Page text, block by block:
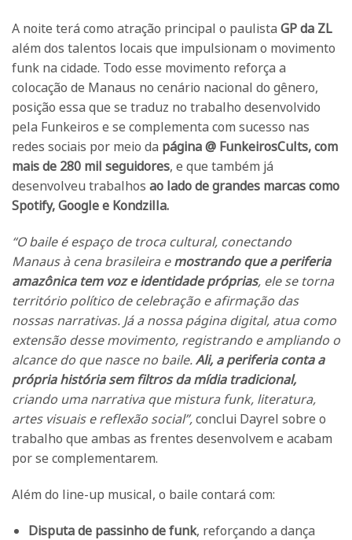
A noite terá como atração principal o paulista GP da ZL
além dos talentos locais que impulsionam o movimento
funk na cidade. Todo esse movimento reforça a
colocação de Manaus no cenário nacional do gênero,
posição essa que se traduz no trabalho desenvolvido
pela Funkeiros e se complementa com sucesso nas
redes sociais por meio da página @ FunkeirosCults, com
mais de 280 mil seguidores, e que também já
desenvolveu trabalhos ao lado de grandes marcas como
Spotify, Google e Kondzilla.
“O baile é espaço de troca cultural, conectando
Manaus à cena brasileira emostrando que a periferia
amazônica tem voz e identidade próprias, ele se torna
território político de celebração e afirmação das
nossas narrativas. Já a nossa página digital, atua como
extensão desse movimento, registrando e ampliando o
alcance do que nasce no baile.Ali, a periferia conta a
própria história sem filtros da mídia tradicional,
criando uma narrativa que mistura funk, literatura,
artes visuais e reflexão social”,conclui Dayrel sobre o
trabalho que ambas as frentes desenvolvem e acabam
por se complementarem.
Além do line-up musical, o baile contará com:
Disputa de passinho de funk, reforçando a dança